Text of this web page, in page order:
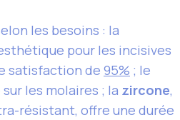
les besoins : la
pour les incisives
satisfaction de 95% ; le
les molaires ; la zircone,
résistant, offre une durée